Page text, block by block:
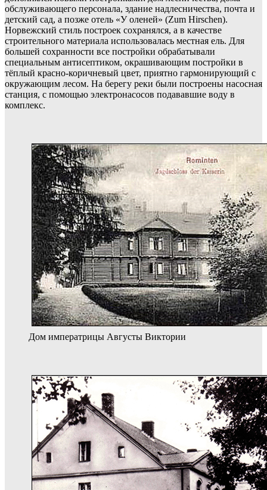
обслуживающего персонала, здание надлесничества, почта и
детский сад, а позже отель «У оленей» (Zum Hirschen).
Норвежский стиль построек сохранялся, а в качестве
строительного материала использовалась местная ель. Для
большей сохранности все постройки обрабатывали
специальным антисептиком, окрашивающим постройки в
тёплый красно-коричневый цвет, приятно гармонирующий с
окружающим лесом. На берегу реки были построены насосная
станция, с помощью электронасосов подававшие воду в
комплекс.
Дом императрицы Августы Виктории